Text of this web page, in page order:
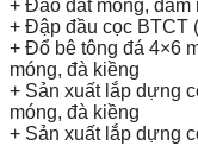
+ Đào đất móng, dầm
+ Đập đầu cọc BTCT
+ Đổ bê tông đá 4×6
móng, đà kiềng
+ Sản xuất lắp dựng
móng, đà kiềng
+ Sản xuất lắp dựng